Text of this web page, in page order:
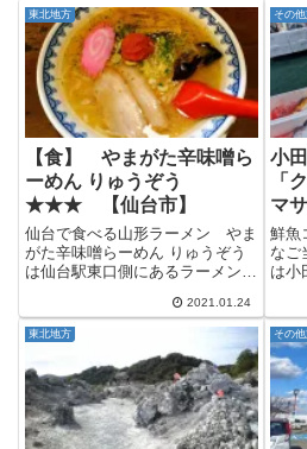
東北地方
【食】 やまがた辛味噌ら
ーめん りゅうぞう
★★★ 【仙台市】
仙台で食べる山形ラーメン やま
がた辛味噌らーめん りゅうぞう
は仙台駅東口側にあるラーメン店
た時に食べました。 いや、仙台
駅に来たもののお目当てのラーメ
ン店が定休日だったので、どうし
ようか悩んだ末に仙台で山形ラ
ー...
2021.01.24
その
小
「
マ
い
鮮魚
なご
は小
扱
ら小
いる
の鮮
うな
東北地方 その